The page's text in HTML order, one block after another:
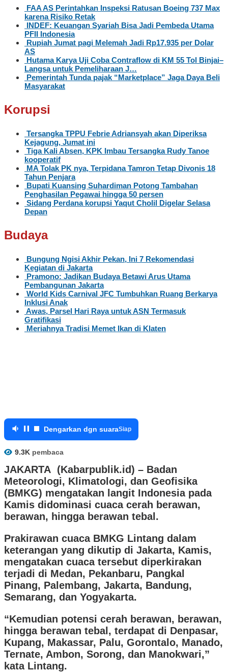
FAA AS Perintahkan Inspeksi Ratusan Boeing 737 Max
karena Risiko Retak
INDEF: Keuangan Syariah Bisa Jadi Pembeda Utama
PFII Indonesia
Rupiah Jumat pagi Melemah Jadi Rp17.935 per Dolar
AS
Hutama Karya Uji Coba Contraflow di KM 55 Tol Binjai–
Langsa untuk Pemeliharaan J…
Pemerintah Tunda pajak “Marketplace” Jaga Daya Beli
Masyarakat
Korupsi
Tersangka TPPU Febrie Adriansyah akan Diperiksa
Kejagung, Jumat ini
Tiga Kali Absen, KPK Imbau Tersangka Rudy Tanoe
kooperatif
MA Tolak PK nya, Terpidana Tamron Tetap Divonis 18
Tahun Penjara
Bupati Kuansing Suhardiman Potong Tambahan
Penghasilan Pegawai hingga 50 persen
Sidang Perdana korupsi Yaqut Cholil Digelar Selasa
Depan
Budaya
Bungung Ngisi Akhir Pekan, Ini 7 Rekomendasi
Kegiatan di Jakarta
Pramono: Jadikan Budaya Betawi Arus Utama
Pembangunan Jakarta
World Kids Carnival JFC Tumbuhkan Ruang Berkarya
Inklusi Anak
Awas, Parsel Hari Raya untuk ASN Termasuk
Gratifikasi
Meriahnya Tradisi Memet Ikan di Klaten
Dengarkan dgn suaraSiap
9.3K pembaca
JAKARTA (Kabarpublik.id) – Badan
Meteorologi, Klimatologi, dan Geofisika
(BMKG) mengatakan langit Indonesia pada
Kamis didominasi cuaca cerah berawan,
berawan, hingga berawan tebal.
Prakirawan cuaca BMKG Lintang dalam
keterangan yang dikutip di Jakarta, Kamis,
mengatakan cuaca tersebut diperkirakan
terjadi di Medan, Pekanbaru, Pangkal
Pinang, Palembang, Jakarta, Bandung,
Semarang, dan Yogyakarta.
“Kemudian potensi cerah berawan, berawan,
hingga berawan tebal, terdapat di Denpasar,
Kupang, Makassar, Palu, Gorontalo, Manado,
Ternate, Ambon, Sorong, dan Manokwari,”
kata Lintang.